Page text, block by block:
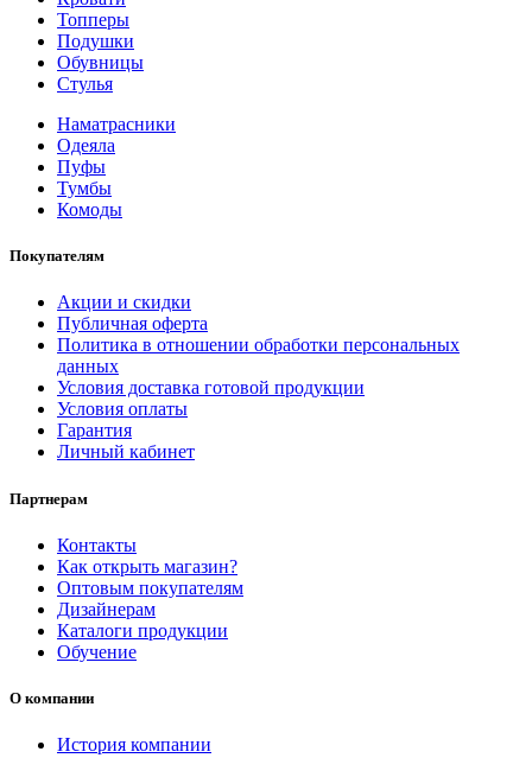
Топперы
Подушки
Обувницы
Стулья
Наматрасники
Одеяла
Пуфы
Тумбы
Комоды
Покупателям
Акции и скидки
Публичная оферта
Политика в отношении обработки персональных
данных
Условия доставка готовой продукции
Условия оплаты
Гарантия
Личный кабинет
Партнерам
Контакты
Как открыть магазин?
Оптовым покупателям
Дизайнерам
Каталоги продукции
Обучение
О компании
История компании